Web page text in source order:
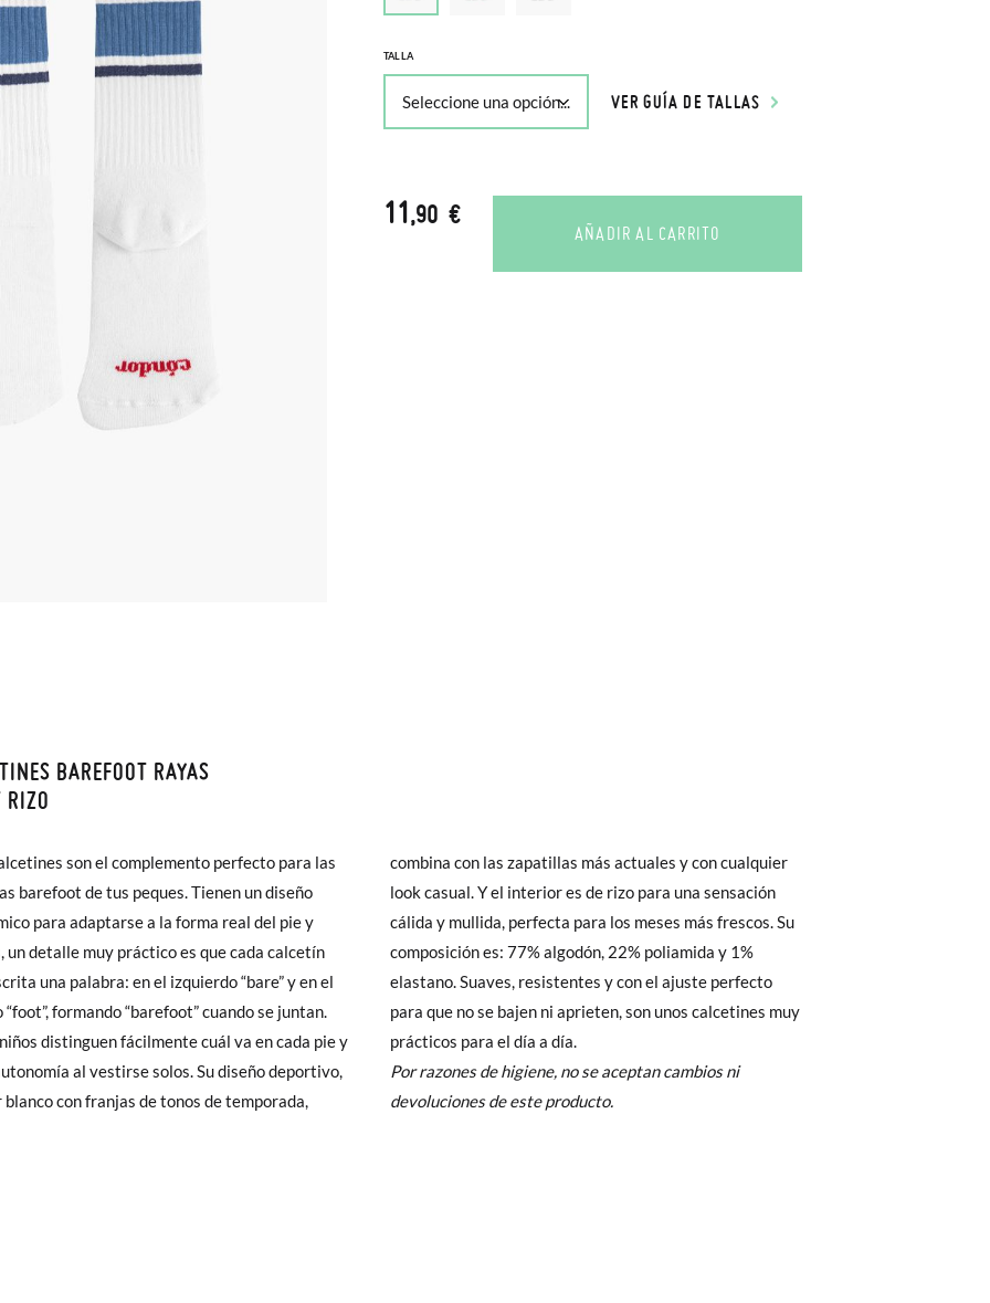
TALLA
VER GUÍA DE TALLAS
11,90 €
AÑADIR AL CARRITO
BAREFOOT RAYAS
RIZO
son el complemento perfecto para las
barefoot de tus peques. Tienen un diseño
para adaptarse a la forma real del pie y
un detalle muy práctico es que cada calcetín
una palabra: en el izquierdo “bare” y en el
“foot”, formando “barefoot” cuando se juntan.
distinguen fácilmente cuál va en cada pie y
al vestirse solos. Su diseño deportivo,
blanco con franjas de tonos de temporada,
con las zapatillas más actuales y con cualquier
Y el interior es de rizo para una sensación
perfecta para los meses más frescos. Su
es: 77% algodón, 22% poliamida y 1%
Suaves, resistentes y con el ajuste perfecto
no se bajen ni aprieten, son unos calcetines muy
prácticos para el día a día.
Por razones de higiene, no se aceptan cambios ni
devoluciones de este producto.
todos los Envíos son GRATIS y los Cambios de Talla/Color también son GRATIS y puedes realizarlos
60 días. ¡Te acercamos nuestra tienda física hasta la puerta de tu casa!
del envío estándar gratuito (2-3 días laborables), en caso de que prefieras acelerar el envío, puedes por muy
(3,95€) elegir Envío Urgente en Península.
el tiempo de envío es de 3-4 días laborables.
envíos y cambios gratis, sin importe mínimo, sin preguntas. El precio final será el de los zapatos que
cuando te lleguen no te valen, sólo tienes que entrar en la secciónCambios & Devolucionesde nuestra web
la petición de cambio. Nuestro equipo Atención al Cliente se encargará de todo: te mandaremos otra
recogeremos la primera, sin gastos, en unos pocos días!